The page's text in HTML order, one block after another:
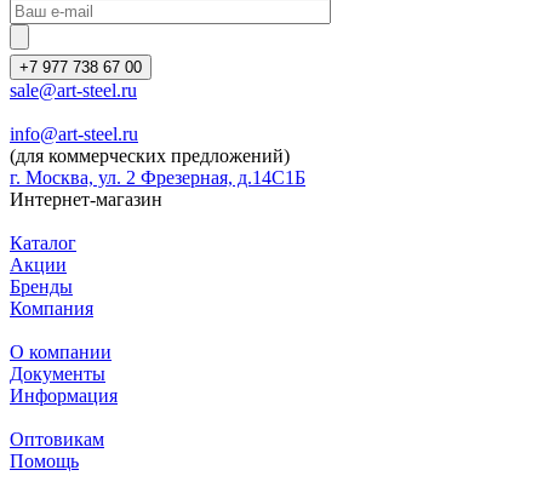
+7 977 738 67 00
sale@art-steel.ru
info@art-steel.ru
(для коммерческих предложений)
г. Москва, ул. 2 Фрезерная, д.14С1Б
Интернет-магазин
Каталог
Акции
Бренды
Компания
О компании
Документы
Информация
Оптовикам
Помощь